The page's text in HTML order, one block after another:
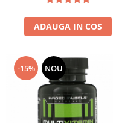
ADAUGA IN COS
-15% NOU